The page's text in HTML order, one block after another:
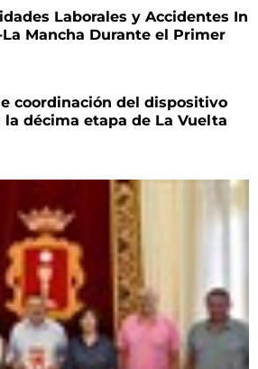
Laborales y Accidentes In
Mancha Durante el Primer
coordinación del dispositivo
décima etapa de La Vuelta